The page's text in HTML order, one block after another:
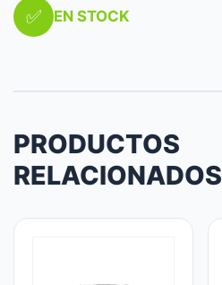
✅ EN STOCK
PRODUCTOS
RELACIONADOS